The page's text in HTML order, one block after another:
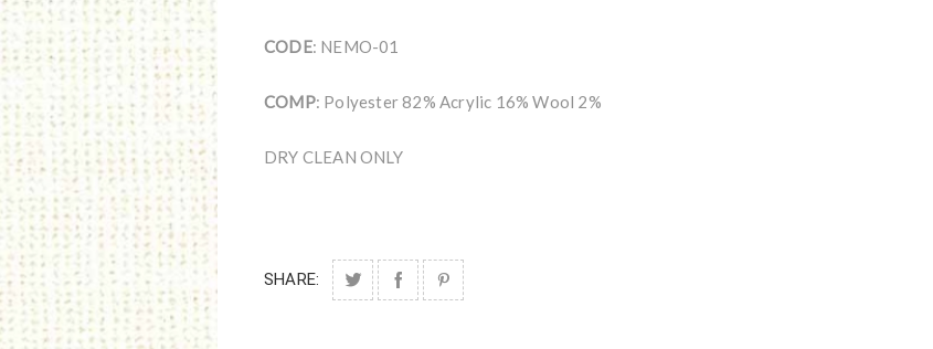
CODE: NEMO-01
COMP: Polyester 82% Acrylic 16% Wool 2%
DRY CLEAN ONLY
SHARE: